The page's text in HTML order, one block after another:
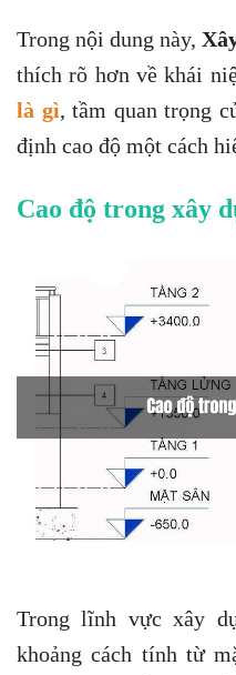
Trong nội dung này,
thích rõ hơn về khái
là gì, tầm quan trọng
định cao độ một cách
Cao độ trong xây
Trong lĩnh vực xây
khoảng cách tính từ